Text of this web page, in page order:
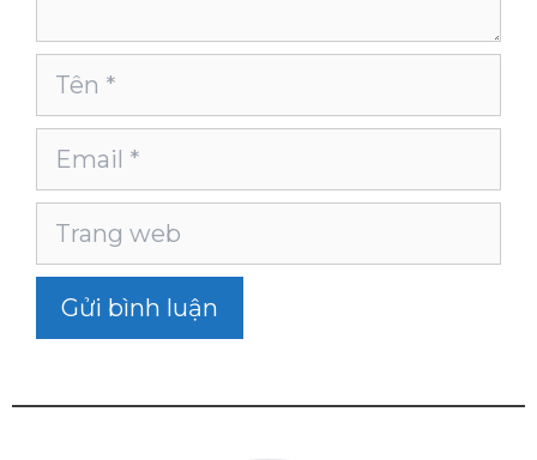
Tên
Email
Trang